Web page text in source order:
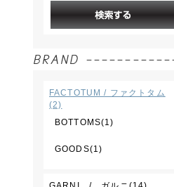
FACTOTUM / ファクトタム
(2)
BOTTOMS(1)
GOODS(1)